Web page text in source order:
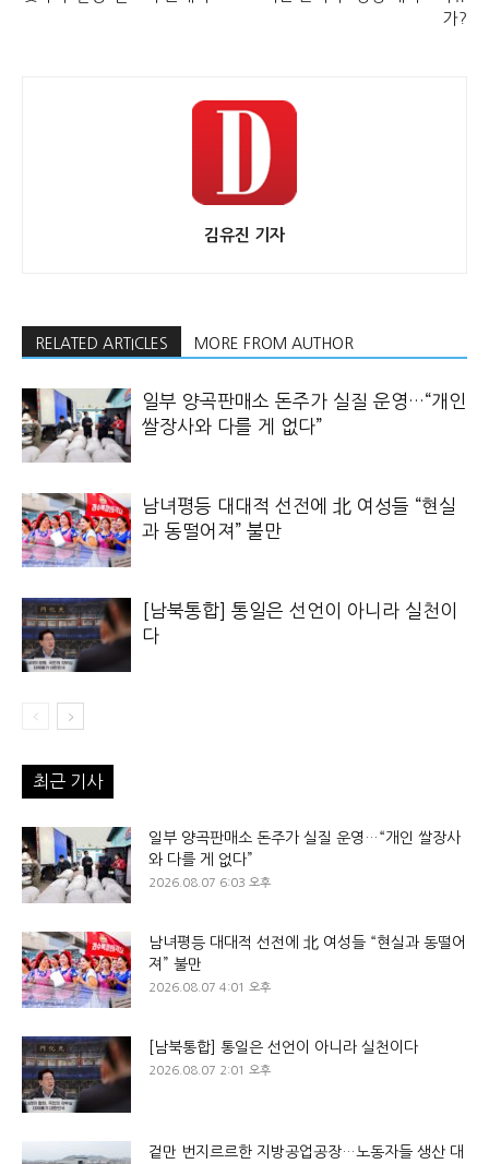
가?
김유진 기자
RELATED ARTICLES MORE FROM AUTHOR
일부 양곡판매소 돈주가 실질 운영…“개인
쌀장사와 다를 게 없다”
남녀평등 대대적 선전에 北 여성들 “현실
과 동떨어져” 불만
[남북통합] 통일은 선언이 아니라 실천이
다
최근 기사
일부 양곡판매소 돈주가 실질 운영…“개인 쌀장사
와 다를 게 없다”
2026.08.07 6:03 오후
남녀평등 대대적 선전에 北 여성들 “현실과 동떨어
져” 불만
2026.08.07 4:01 오후
[남북통합] 통일은 선언이 아니라 실천이다
2026.08.07 2:01 오후
겉만 번지르르한 지방공업공장…노동자들 생산 대